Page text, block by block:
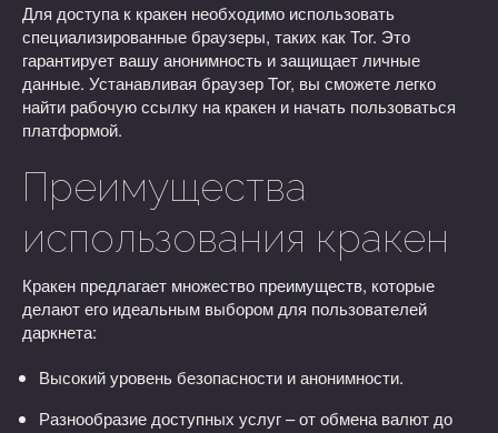
Для доступа к кракен необходимо использовать
специализированные браузеры, таких как Tor. Это
гарантирует вашу анонимность и защищает личные
данные. Устанавливая браузер Tor, вы сможете легко
найти рабочую ссылку на кракен и начать пользоваться
платформой.
Преимущества
использования кракен
Кракен предлагает множество преимуществ, которые
делают его идеальным выбором для пользователей
даркнета:
Высокий уровень безопасности и анонимности.
Разнообразие доступных услуг – от обмена валют до